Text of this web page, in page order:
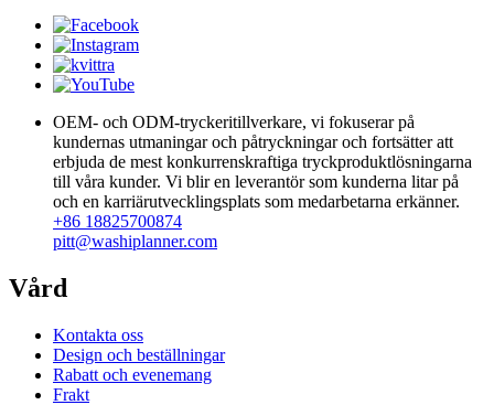
OEM- och ODM-tryckeritillverkare, vi fokuserar på
kundernas utmaningar och påtryckningar och fortsätter att
erbjuda de mest konkurrenskraftiga tryckproduktlösningarna
till våra kunder. Vi blir en leverantör som kunderna litar på
och en karriärutvecklingsplats som medarbetarna erkänner.
+86 18825700874
pitt@washiplanner.com
Vård
Kontakta oss
Design och beställningar
Rabatt och evenemang
Frakt